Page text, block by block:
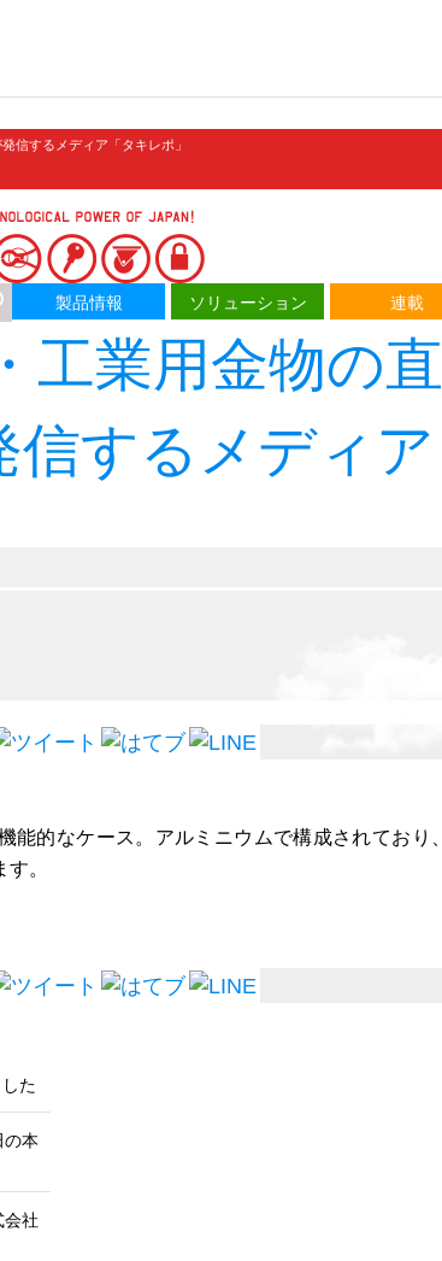
信するメディア「タキレポ」
製品情報 ソリューション 連載
能的なケース。アルミニウムで構成されており、
。
た
の本
会社